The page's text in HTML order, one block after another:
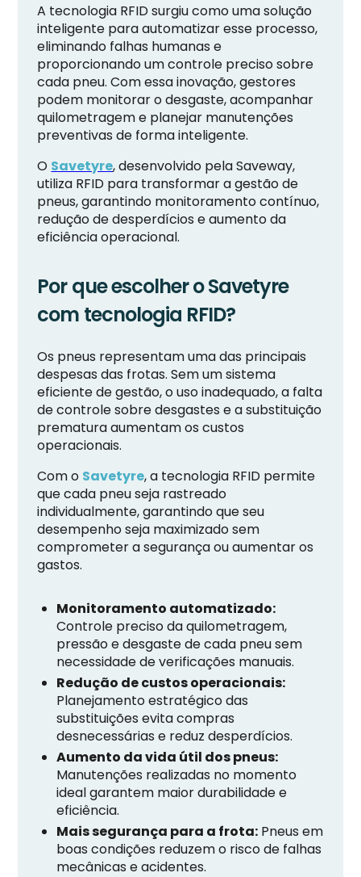
A tecnologia RFID surgiu como uma solução
inteligente para automatizar esse processo,
eliminando falhas humanas e
proporcionando um controle preciso sobre
cada pneu. Com essa inovação, gestores
podem monitorar o desgaste, acompanhar
quilometragem e planejar manutenções
preventivas de forma inteligente.
O Savetyre, desenvolvido pela Saveway,
utiliza RFID para transformar a gestão de
pneus, garantindo monitoramento contínuo,
redução de desperdícios e aumento da
eficiência operacional.
Por que escolher o Savetyre
com tecnologia RFID?
Os pneus representam uma das principais
despesas das frotas. Sem um sistema
eficiente de gestão, o uso inadequado, a falta
de controle sobre desgastes e a substituição
prematura aumentam os custos
operacionais.
Com o Savetyre, a tecnologia RFID permite
que cada pneu seja rastreado
individualmente, garantindo que seu
desempenho seja maximizado sem
comprometer a segurança ou aumentar os
gastos.
Monitoramento automatizado:
Controle preciso da quilometragem,
pressão e desgaste de cada pneu sem
necessidade de verificações manuais.
Redução de custos operacionais:
Planejamento estratégico das
substituições evita compras
desnecessárias e reduz desperdícios.
Aumento da vida útil dos pneus:
Manutenções realizadas no momento
ideal garantem maior durabilidade e
eficiência.
Mais segurança para a frota: Pneus em
boas condições reduzem o risco de falhas
mecânicas e acidentes.